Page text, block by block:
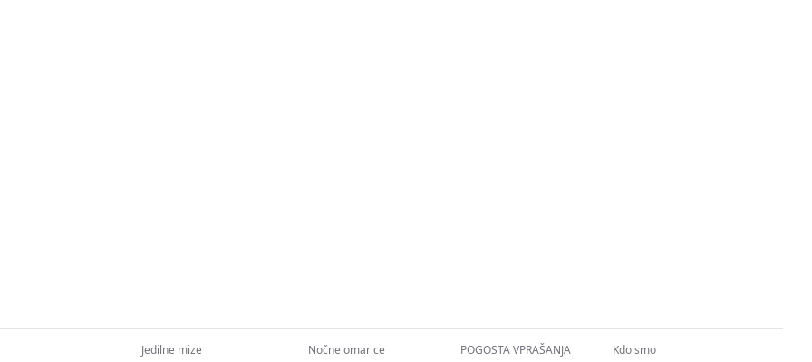
Jedilne mize
Nočne omarice
POGOSTA VPRAŠANJA
Kdo smo